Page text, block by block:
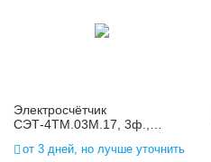
Электросчётчик
СЭТ-4ТМ.03М.17, 3ф.,
115)/(100-200), 1(2)
от 3 дней, но лучше уточнить